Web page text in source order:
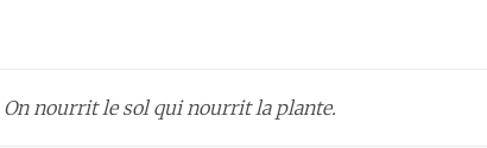
nourrit le sol qui nourrit la plante.